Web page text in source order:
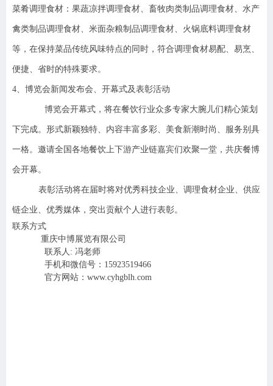
菜肴调理食材：果蔬凉拌调理食材、畜牧肉类制品调理食材、水产
禽类制品调理食材、米面杂粮制品调理食材、火锅底料调理食材
等，在保持菜品传统风味特点的同时，符合调理食材易配、易烹、
便捷、省时的特殊要求。
4、博览会新闻发布会、开幕式及表彰活动
博览会开幕式，将在餐饮行业众多专家大腕儿们精心策划
下完成。形式新颖独特、内容丰富多彩、美食新潮时尚、服务别具
一格。邀请全国各地餐饮上下游产业链嘉宾们欢聚一堂，共庆餐博
会开幕。
表彰活动将在届时将对优秀科技企业、调理食材企业、供应
链企业、优秀媒体，突出贡献个人进行表彰。
联系方式
重庆中博展览有限公司
联系人: 冯老师
手机和微信号：15923519466
官方网站：www.cyhgblh.com